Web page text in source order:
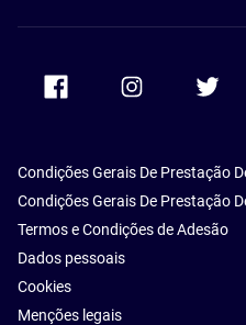
Condições Gerais De Prestação
Condições Gerais De Prestação
Termos e Condições de Adesão
Dados pessoais
Cookies
Menções legais